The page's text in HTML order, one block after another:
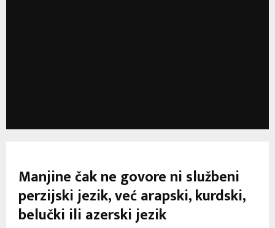
Manjine čak ne govore ni službeni
perzijski jezik, već arapski, kurdski,
belučki ili azerski jezik